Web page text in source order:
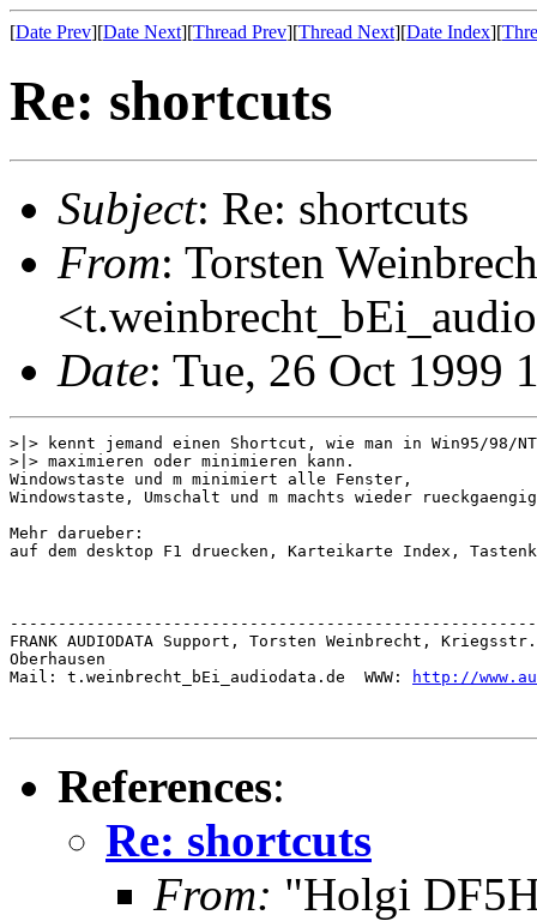
[Date Prev][Date Next][Thread Prev][Thread Next][Date Index][
Re: shortcuts
Subject: Re: shortcuts
From: Torsten
Date: Tue, 26 Oct 1999
>|> kennt jemand einen Shortcut, wie man in Win95/98/NT
>|> maximieren oder minimieren kann.
Windowstaste und m minimiert alle Fenster,
Windowstaste, Umschalt und m machts wieder
Mehr darueber:
auf dem desktop F1 druecken, Karteikarte Index,
FRANK AUDIODATA Support, Torsten Weinbrecht,
Oberhausen
Mail: t.weinbrecht_bEi_audiodata.de  WWW:
http://
References:
Re: shortcuts
From: "Holgi